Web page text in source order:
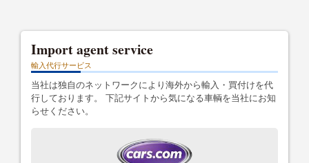
Import agent service
輸入代行サービス
当社は独自のネットワークにより海外から輸入・買付けを代
行しております。 下記サイトから気になる車輌を当社にお知
らせください。